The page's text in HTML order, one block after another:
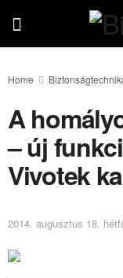
Home
A
– új
Vivotek
2014. augusztus 18.